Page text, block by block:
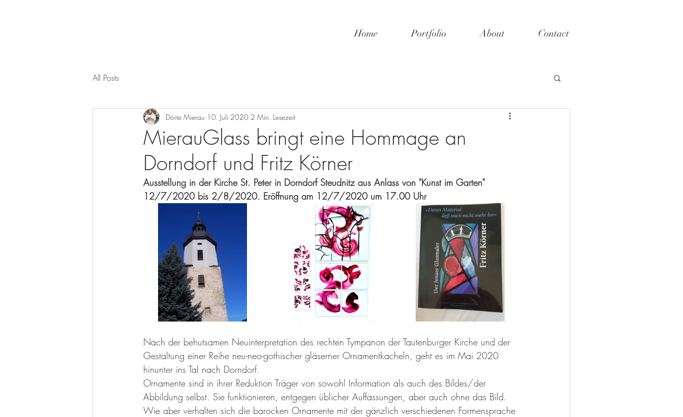
Home Portfolio About Contact
All Posts
MierauGlass bringt eine Hommage an
Dorndorf und Fritz Körner
Dörte Mierau 10. Juli 2020 2 Min. Lesezeit
Ausstellung in der Kirche St. Peter in Dorndorf Steudnitz aus Anlass von "Kunst im Garten"
12/7/2020 bis 2/8/2020. Eröffnung am 12/7/2020 um 17.00 Uhr
Nach der behutsamen Neuinterpretation des rechten Tympanon der Tautenburger Kirche und der
Gestaltung einer Reihe neu-neo-gothischer gläserner Ornamentkacheln, geht es im Mai 2020
hinunter ins Tal nach Dorndorf.
Ornamente sind in ihrer Reduktion Träger von sowohl Information als auch des Bildes/der
Abbildung selbst. Sie funktionieren, entgegen üblicher Auffassungen, aber auch ohne das Bild.
Wie aber verhalten sich die barocken Ornamente mit der gänzlich verschiedenen Formensprache